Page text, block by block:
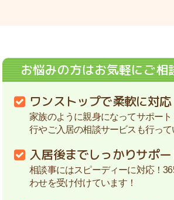
お悩みの方はお気軽にご相
ワンストップで柔軟に対応
家族のように親身になってサポー
行やご入居の相談サービスも行って
入居後までしっかりサポ
相談事にはスピーディーに対応！
わせを受け付けています！